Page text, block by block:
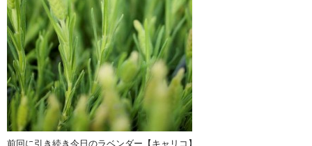
前回に引き続き今日のラベンダー【キャリコ】